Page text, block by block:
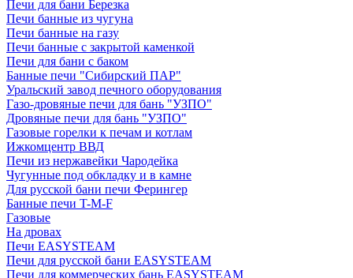
Печи для бани Березка
Печи банные из чугуна
Печи банные на газу
Печи банные с закрытой каменкой
Печи для бани с баком
Банные печи "Сибирский ПАР"
Уральский завод печного оборудования
Газо-дровяные печи для бань "УЗПО"
Дровяные печи для бань "УЗПО"
Газовые горелки к печам и котлам
Ижкомцентр ВВД
Печи из нержавейки Чародейка
Чугунные под обкладку и в камне
Для русской бани печи Ферингер
Банные печи T-M-F
Газовые
На дровах
Печи EASYSTEAM
Печи для русской бани EASYSTEAM
Печи для коммерческих бань EASYSTEAM